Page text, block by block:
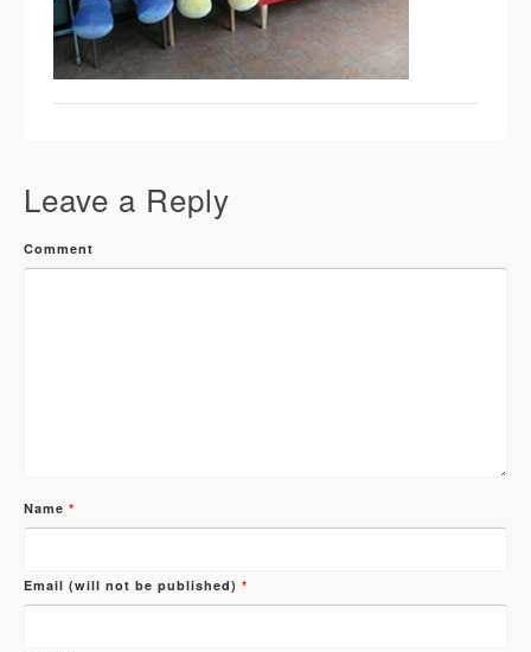
Leave a Reply
Comment
Name *
Email (will not be published) *